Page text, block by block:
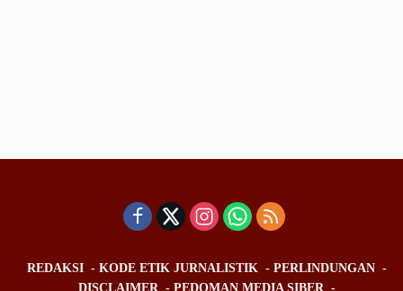
REDAKSI KODE ETIK JURNALISTIK
PERLINDUNGAN
DISCLAIMER
PEDOMAN MEDIA SIBER